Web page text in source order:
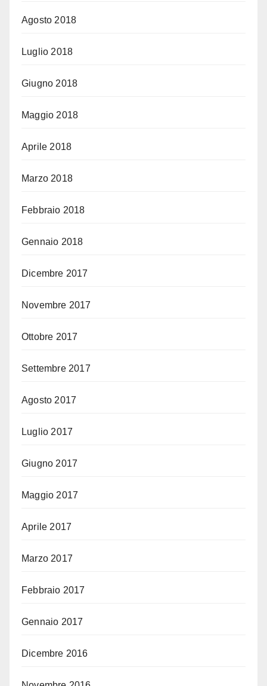
Agosto 2018
Luglio 2018
Giugno 2018
Maggio 2018
Aprile 2018
Marzo 2018
Febbraio 2018
Gennaio 2018
Dicembre 2017
Novembre 2017
Ottobre 2017
Settembre 2017
Agosto 2017
Luglio 2017
Giugno 2017
Maggio 2017
Aprile 2017
Marzo 2017
Febbraio 2017
Gennaio 2017
Dicembre 2016